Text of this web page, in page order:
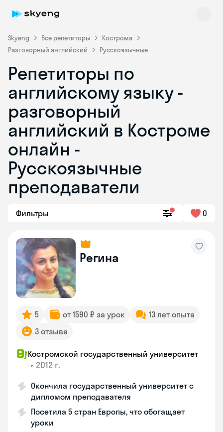
Skyeng Все репетиторы
Кострома
Разговорный английский
Русскоязычные
Репетиторы по
английскому языку -
разговорный
английский в Костроме
онлайн -
Русскоязычные
преподаватели
Фильтры 0
Регина
5 от 1590 ₽ за урок
13 лет опыта
3 отзыва
Костромской государственный университет
• 2012 г.
Окончила государственный университет с
дипломом преподавателя
Посетила 5 стран Европы, что обогащает
уроки
Skyeng Chat